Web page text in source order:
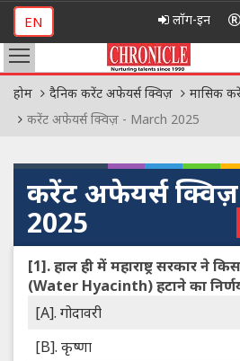
EN लॉग-इन
होम दैनिक करेंट अफेयर्स क्विज़
मासिक
करेंट अफेयर्स क्विज़ - March 2025
करेंट अफेयर्स
2025
[1].हाल ही में महाराष्ट्र सरकार ने
(Water Hyacinth) हटाने का
[A]. गोदावरी
[B]. कृष्णा